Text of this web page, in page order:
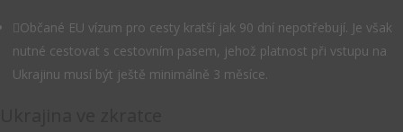
Občané EU vízum pro cesty kratší jak 90 dní nepotřebují. Je však
nutné cestovat s cestovním pasem, jehož platnost při vstupu na
Ukrajinu musí být ještě minimálně 3 měsíce.